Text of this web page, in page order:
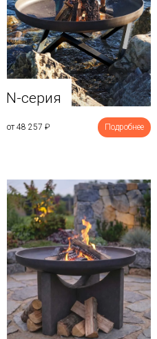
N-серия
от 48 257 ₽ Подробнее